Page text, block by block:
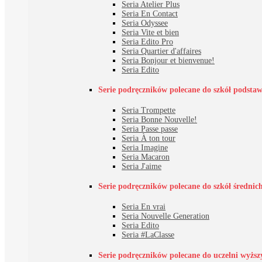
Seria Atelier Plus
Seria En Contact
Seria Odyssee
Seria Vite et bien
Seria Edito Pro
Seria Quartier d'affaires
Seria Bonjour et bienvenue!
Seria Edito
Serie podręczników polecane do szkół
Seria Trompette
Seria Bonne Nouvelle!
Seria Passe passe
Seria À ton tour
Seria Imagine
Seria Macaron
Seria J'aime
Serie podręczników polecane do szkół
Seria En vrai
Seria Nouvelle Generation
Seria Edito
Seria #LaClasse
Serie podręczników polecane do uczelni